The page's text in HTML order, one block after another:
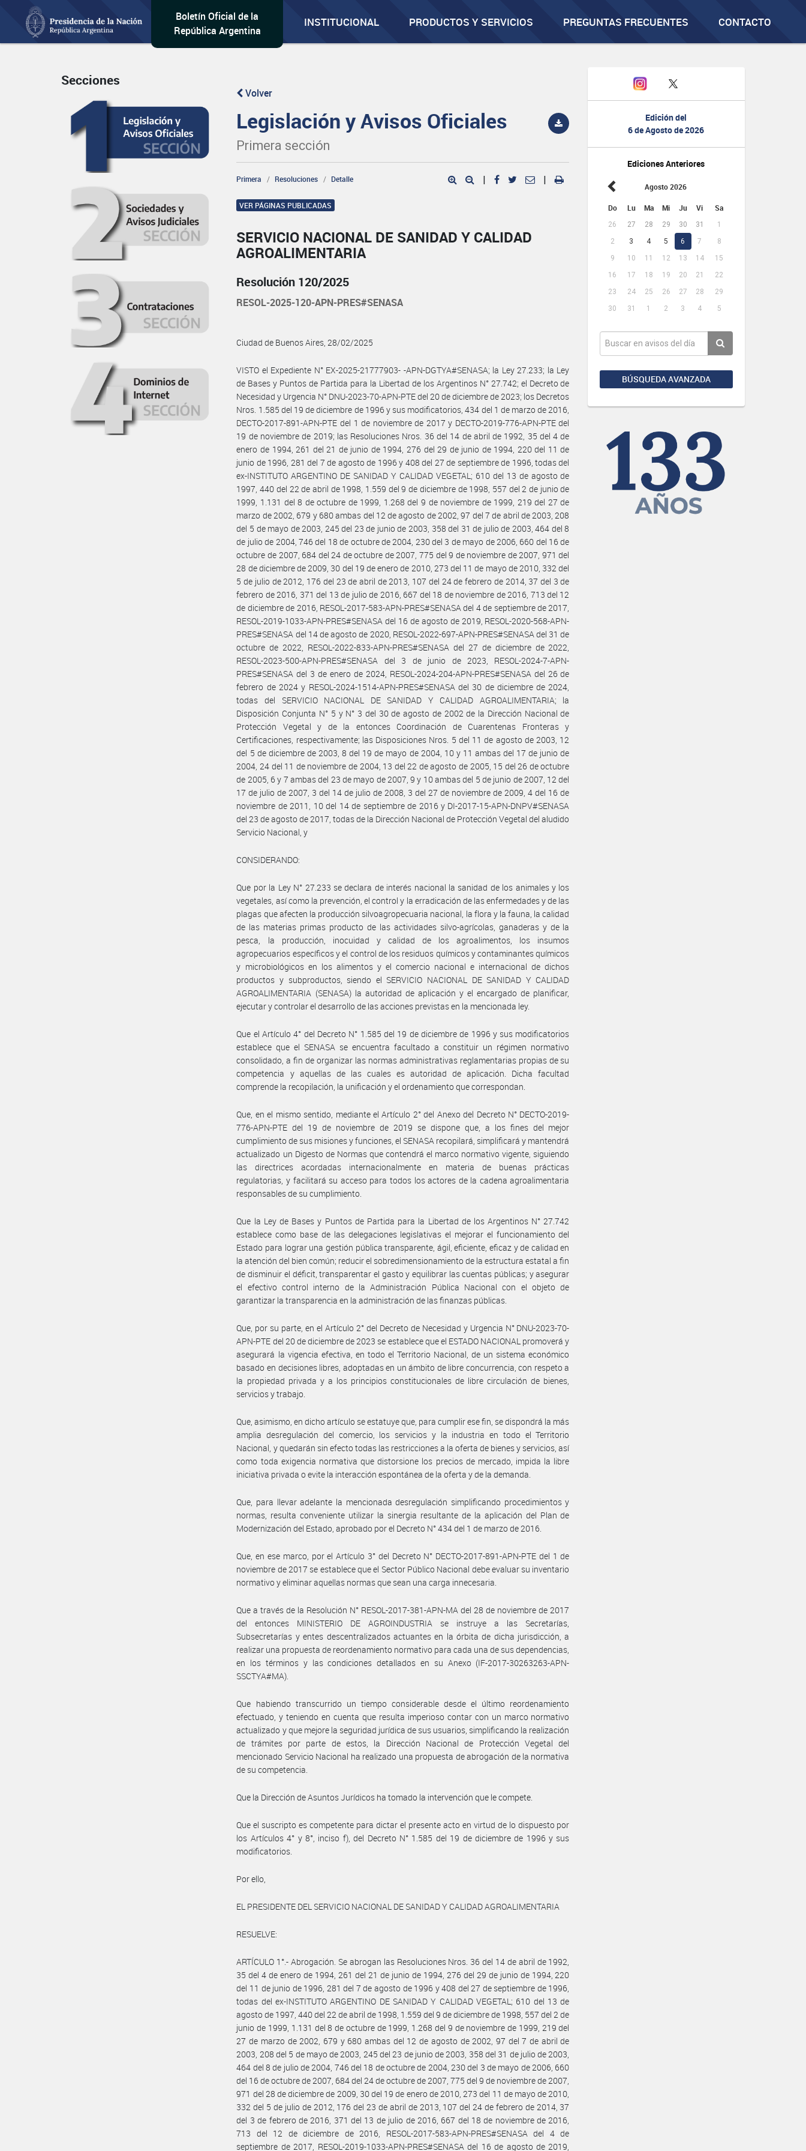
Boletín Oficial de la
República Argentina
INSTITUCIONAL PRODUCTOS Y SERVICIOS PREGUNTAS FRECUENTES CONTACTO
Edición del
6 de Agosto de 2026
Ediciones Anteriores
Agosto 2026
Do Lu Ma Mi Ju Vi Sa
26 27 28 29 30 31
1
2
3 4 5 6 7
8
9
10 11 12 13 14
15
16
17 18 19 20 21
22
23
24 25 26 27 28
29
30
31 1 2 3 4 5
BÚSQUEDA AVANZADA
Secciones
Volver
Legislación y Avisos Oficiales
Primera sección
Primera Resoluciones Detalle | |
VER PÁGINAS PUBLICADAS
SERVICIO NACIONAL DE SANIDAD Y CALIDAD
AGROALIMENTARIA
Resolución 120/2025
RESOL-2025-120-APN-PRES#SENASA
Ciudad de Buenos Aires, 28/02/2025
VISTO el Expediente N° EX-2025-21777903- -APN-DGTYA#SENASA; la Ley 27.233; la Ley
de Bases y Puntos de Partida para la Libertad de los Argentinos N° 27.742; el Decreto de
Necesidad y Urgencia N° DNU-2023-70-APN-PTE del 20 de diciembre de 2023; los Decretos
Nros. 1.585 del 19 de diciembre de 1996 y sus modificatorios, 434 del 1 de marzo de 2016,
DECTO-2017-891-APN-PTE del 1 de noviembre de 2017 y DECTO-2019-776-APN-PTE del
19 de noviembre de 2019; las Resoluciones Nros. 36 del 14 de abril de 1992, 35 del 4 de
enero de 1994, 261 del 21 de junio de 1994, 276 del 29 de junio de 1994, 220 del 11 de
junio de 1996, 281 del 7 de agosto de 1996 y 408 del 27 de septiembre de 1996, todas del
ex-INSTITUTO ARGENTINO DE SANIDAD Y CALIDAD VEGETAL; 610 del 13 de agosto de
1997, 440 del 22 de abril de 1998, 1.559 del 9 de diciembre de 1998, 557 del 2 de junio de
1999, 1.131 del 8 de octubre de 1999, 1.268 del 9 de noviembre de 1999, 219 del 27 de
marzo de 2002, 679 y 680 ambas del 12 de agosto de 2002, 97 del 7 de abril de 2003, 208
del 5 de mayo de 2003, 245 del 23 de junio de 2003, 358 del 31 de julio de 2003, 464 del 8
de julio de 2004, 746 del 18 de octubre de 2004, 230 del 3 de mayo de 2006, 660 del 16 de
octubre de 2007, 684 del 24 de octubre de 2007, 775 del 9 de noviembre de 2007, 971 del
28 de diciembre de 2009, 30 del 19 de enero de 2010, 273 del 11 de mayo de 2010, 332 del
5 de julio de 2012, 176 del 23 de abril de 2013, 107 del 24 de febrero de 2014, 37 del 3 de
febrero de 2016, 371 del 13 de julio de 2016, 667 del 18 de noviembre de 2016, 713 del 12
de diciembre de 2016, RESOL-2017-583-APN-PRES#SENASA del 4 de septiembre de 2017,
RESOL-2019-1033-APN-PRES#SENASA del 16 de agosto de 2019, RESOL-2020-568-APN-
PRES#SENASA del 14 de agosto de 2020, RESOL-2022-697-APN-PRES#SENASA del 31 de
octubre de 2022, RESOL-2022-833-APN-PRES#SENASA del 27 de diciembre de 2022,
RESOL-2023-500-APN-PRES#SENASA del 3 de junio de 2023, RESOL-2024-7-APN-
PRES#SENASA del 3 de enero de 2024, RESOL-2024-204-APN-PRES#SENASA del 26 de
febrero de 2024 y RESOL-2024-1514-APN-PRES#SENASA del 30 de diciembre de 2024,
todas del SERVICIO NACIONAL DE SANIDAD Y CALIDAD AGROALIMENTARIA; la
Disposición Conjunta N° 5 y N° 3 del 30 de agosto de 2002 de la Dirección Nacional de
Protección Vegetal y de la entonces Coordinación de Cuarentenas Fronteras y
Certificaciones, respectivamente; las Disposiciones Nros. 5 del 11 de agosto de 2003, 12
del 5 de diciembre de 2003, 8 del 19 de mayo de 2004, 10 y 11 ambas del 17 de junio de
2004, 24 del 11 de noviembre de 2004, 13 del 22 de agosto de 2005, 15 del 26 de octubre
de 2005, 6 y 7 ambas del 23 de mayo de 2007, 9 y 10 ambas del 5 de junio de 2007, 12 del
17 de julio de 2007, 3 del 14 de julio de 2008, 3 del 27 de noviembre de 2009, 4 del 16 de
noviembre de 2011, 10 del 14 de septiembre de 2016 y DI-2017-15-APN-DNPV#SENASA
del 23 de agosto de 2017, todas de la Dirección Nacional de Protección Vegetal del aludido
Servicio Nacional, y
CONSIDERANDO:
Que por la Ley N° 27.233 se declara de interés nacional la sanidad de los animales y los
vegetales, así como la prevención, el control y la erradicación de las enfermedades y de las
plagas que afecten la producción silvoagropecuaria nacional, la flora y la fauna, la calidad
de las materias primas producto de las actividades silvo-agrícolas, ganaderas y de la
pesca, la producción, inocuidad y calidad de los agroalimentos, los insumos
agropecuarios específicos y el control de los residuos químicos y contaminantes químicos
y microbiológicos en los alimentos y el comercio nacional e internacional de dichos
productos y subproductos, siendo el SERVICIO NACIONAL DE SANIDAD Y CALIDAD
AGROALIMENTARIA (SENASA) la autoridad de aplicación y el encargado de planificar,
ejecutar y controlar el desarrollo de las acciones previstas en la mencionada ley.
Que el Artículo 4° del Decreto N° 1.585 del 19 de diciembre de 1996 y sus modificatorios
establece que el SENASA se encuentra facultado a constituir un régimen normativo
consolidado, a fin de organizar las normas administrativas reglamentarias propias de su
competencia y aquellas de las cuales es autoridad de aplicación. Dicha facultad
comprende la recopilación, la unificación y el ordenamiento que correspondan.
Que, en el mismo sentido, mediante el Artículo 2° del Anexo del Decreto N° DECTO-2019-
776-APN-PTE del 19 de noviembre de 2019 se dispone que, a los fines del mejor
cumplimiento de sus misiones y funciones, el SENASA recopilará, simplificará y mantendrá
actualizado un Digesto de Normas que contendrá el marco normativo vigente, siguiendo
las directrices acordadas internacionalmente en materia de buenas prácticas
regulatorias, y facilitará su acceso para todos los actores de la cadena agroalimentaria
responsables de su cumplimiento.
Que la Ley de Bases y Puntos de Partida para la Libertad de los Argentinos N° 27.742
establece como base de las delegaciones legislativas el mejorar el funcionamiento del
Estado para lograr una gestión pública transparente, ágil, eficiente, eficaz y de calidad en
la atención del bien común; reducir el sobredimensionamiento de la estructura estatal a fin
de disminuir el déficit, transparentar el gasto y equilibrar las cuentas públicas; y asegurar
el efectivo control interno de la Administración Pública Nacional con el objeto de
garantizar la transparencia en la administración de las finanzas públicas.
Que, por su parte, en el Artículo 2° del Decreto de Necesidad y Urgencia N° DNU-2023-70-
APN-PTE del 20 de diciembre de 2023 se establece que el ESTADO NACIONAL promoverá y
asegurará la vigencia efectiva, en todo el Territorio Nacional, de un sistema económico
basado en decisiones libres, adoptadas en un ámbito de libre concurrencia, con respeto a
la propiedad privada y a los principios constitucionales de libre circulación de bienes,
servicios y trabajo.
Que, asimismo, en dicho artículo se estatuye que, para cumplir ese fin, se dispondrá la más
amplia desregulación del comercio, los servicios y la industria en todo el Territorio
Nacional, y quedarán sin efecto todas las restricciones a la oferta de bienes y servicios, así
como toda exigencia normativa que distorsione los precios de mercado, impida la libre
iniciativa privada o evite la interacción espontánea de la oferta y de la demanda.
Que, para llevar adelante la mencionada desregulación simplificando procedimientos y
normas, resulta conveniente utilizar la sinergia resultante de la aplicación del Plan de
Modernización del Estado, aprobado por el Decreto N° 434 del 1 de marzo de 2016.
Que, en ese marco, por el Artículo 3° del Decreto N° DECTO-2017-891-APN-PTE del 1 de
noviembre de 2017 se establece que el Sector Público Nacional debe evaluar su inventario
normativo y eliminar aquellas normas que sean una carga innecesaria.
Que a través de la Resolución N° RESOL-2017-381-APN-MA del 28 de noviembre de 2017
del entonces MINISTERIO DE AGROINDUSTRIA se instruye a las Secretarías,
Subsecretarías y entes descentralizados actuantes en la órbita de dicha jurisdicción, a
realizar una propuesta de reordenamiento normativo para cada una de sus dependencias,
en los términos y las condiciones detallados en su Anexo (IF-2017-30263263-APN-
SSCTYA#MA).
Que habiendo transcurrido un tiempo considerable desde el último reordenamiento
efectuado, y teniendo en cuenta que resulta imperioso contar con un marco normativo
actualizado y que mejore la seguridad jurídica de sus usuarios, simplificando la realización
de trámites por parte de estos, la Dirección Nacional de Protección Vegetal del
mencionado Servicio Nacional ha realizado una propuesta de abrogación de la normativa
de su competencia.
Que la Dirección de Asuntos Jurídicos ha tomado la intervención que le compete.
Que el suscripto es competente para dictar el presente acto en virtud de lo dispuesto por
los Artículos 4° y 8°, inciso f), del Decreto N° 1.585 del 19 de diciembre de 1996 y sus
modificatorios.
Por ello,
EL PRESIDENTE DEL SERVICIO NACIONAL DE SANIDAD Y CALIDAD AGROALIMENTARIA
RESUELVE:
ARTÍCULO 1°.- Abrogación. Se abrogan las Resoluciones Nros. 36 del 14 de abril de 1992,
35 del 4 de enero de 1994, 261 del 21 de junio de 1994, 276 del 29 de junio de 1994, 220
del 11 de junio de 1996, 281 del 7 de agosto de 1996 y 408 del 27 de septiembre de 1996,
todas del ex-INSTITUTO ARGENTINO DE SANIDAD Y CALIDAD VEGETAL; 610 del 13 de
agosto de 1997, 440 del 22 de abril de 1998, 1.559 del 9 de diciembre de 1998, 557 del 2 de
junio de 1999, 1.131 del 8 de octubre de 1999, 1.268 del 9 de noviembre de 1999, 219 del
27 de marzo de 2002, 679 y 680 ambas del 12 de agosto de 2002, 97 del 7 de abril de
2003, 208 del 5 de mayo de 2003, 245 del 23 de junio de 2003, 358 del 31 de julio de 2003,
464 del 8 de julio de 2004, 746 del 18 de octubre de 2004, 230 del 3 de mayo de 2006, 660
del 16 de octubre de 2007, 684 del 24 de octubre de 2007, 775 del 9 de noviembre de 2007,
971 del 28 de diciembre de 2009, 30 del 19 de enero de 2010, 273 del 11 de mayo de 2010,
332 del 5 de julio de 2012, 176 del 23 de abril de 2013, 107 del 24 de febrero de 2014, 37
del 3 de febrero de 2016, 371 del 13 de julio de 2016, 667 del 18 de noviembre de 2016,
713 del 12 de diciembre de 2016, RESOL-2017-583-APN-PRES#SENASA del 4 de
septiembre de 2017, RESOL-2019-1033-APN-PRES#SENASA del 16 de agosto de 2019,